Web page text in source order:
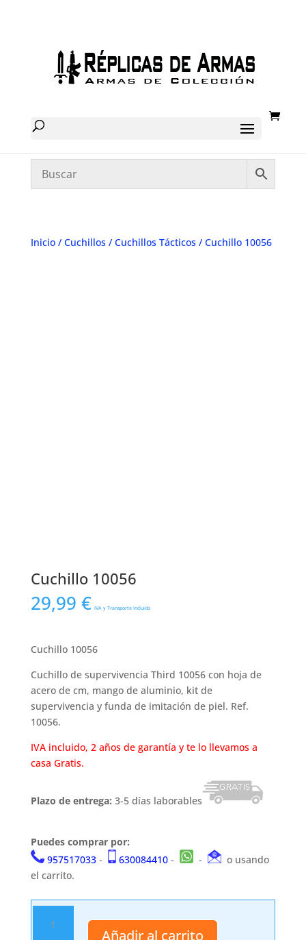
Inicio/ Cuchillos/ Cuchillos Tácticos/ Cuchillo 10056
Cuchillo 10056
29,99 € IVA y Transporte Incluido
Cuchillo 10056
Cuchillo de supervivencia Third 10056 con hoja de
acero de cm, mango de aluminio, kit de
supervivencia y funda de imitación de piel. Ref.
10056.
IVA incluido, 2 años de garantía y te lo llevamos a
casa Gratis.
Plazo de entrega: 3-5 días laborables
Puedes comprar por:
957517033- 630084410- -
o usando
el carrito.
10056
Añadir al carrito